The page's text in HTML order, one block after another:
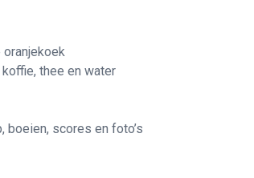
thee en water
scores en foto’s